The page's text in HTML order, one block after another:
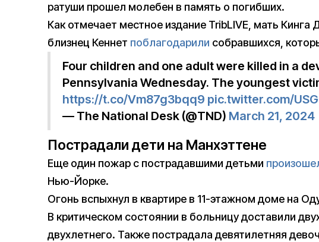
ратуши прошел молебен в память о погибших.
Как отмечает местное издание TribLIVE, мать Кинга
близнец Кеннет поблагодарили собравшихся,
Four children and one adult were killed in a
Pennsylvania Wednesday. The youngest
https://t.co/Vm87g3bqq9 pic.twitter.com/
— The National Desk (@TND) March 21, 2024
Пострадали дети на Манхэттене
Еще один пожар с пострадавшими детьми
Нью-Йорке.
Огонь вспыхнул в квартире в 11-этажном доме на
В критическом состоянии в больницу доставили
двухлетнего. Также пострадала девятилетняя